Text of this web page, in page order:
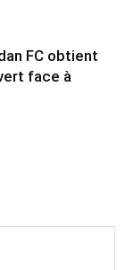
FC obtient
face à